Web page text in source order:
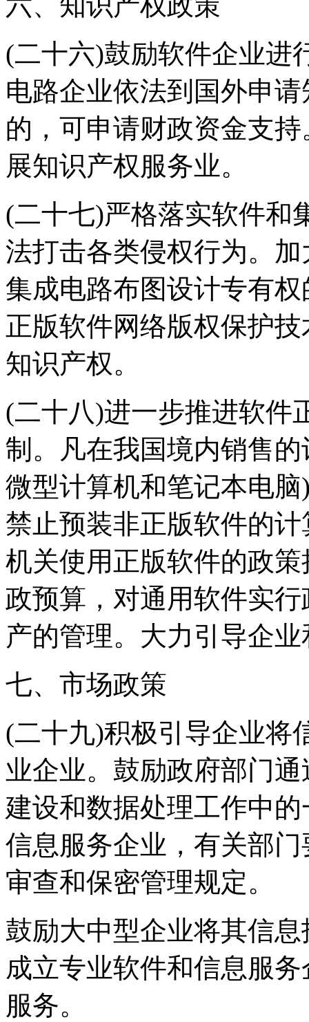
(二十六)鼓励软件企业进
电路企业依法到国外申
的，可申请财政资金支
展知识产权服务业。
(二十七)严格落实软件和
法打击各类侵权行为。
集成电路布图设计专有
正版软件网络版权保护
知识产权。
(二十八)进一步推进软件
制。凡在我国境内销售
微型计算机和笔记本电
禁止预装非正版软件的
机关使用正版软件的政
政预算，对通用软件实
产的管理。大力引导企
七、市场政策
(二十九)积极引导企业将
业企业。鼓励政府部门
建设和数据处理工作中
信息服务企业，有关部
审查和保密管理规定。
鼓励大中型企业将其信
成立专业软件和信息服
服务。